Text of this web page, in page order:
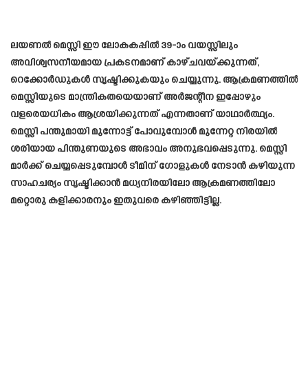
ലയണൽ മെസ്സി ഈ ലോകകപ്പിൽ 39-ാം വയസ്സിലും
അവിശ്വസനീയമായ പ്രകടനമാണ് കാഴ്ചവയ്ക്കുന്നത്,
റെക്കോർഡുകൾ സൃഷ്ടിക്കുകയും ചെയ്യുന്നു. ആക്രമണത്തിൽ
മെസ്സിയുടെ മാന്ത്രികതയെയാണ് അർജന്റീന ഇപ്പോഴും
വളരെയധികം ആശ്രയിക്കുന്നത് എന്നതാണ് യാഥാർത്ഥ്യം.
മെസ്സി പന്തുമായി മുന്നോട്ട് പോവുമ്പോൾ മുന്നേറ്റ നിരയിൽ
ശരിയായ പിന്തുണയുടെ അഭാവം അനുഭവപ്പെടുന്നു. മെസ്സി
മാർക്ക് ചെയ്യപ്പെടുമ്പോൾ ടീമിന് ഗോളുകൾ നേടാൻ കഴിയുന്ന
സാഹചര്യം സൃഷ്ടിക്കാൻ മധ്യനിരയിലോ ആക്രമണത്തിലോ
മറ്റൊരു കളിക്കാരനും ഇതുവരെ കഴിഞ്ഞിട്ടില്ല.